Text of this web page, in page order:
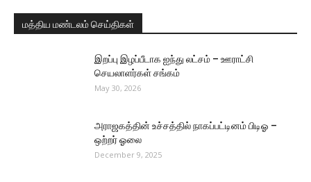
மத்திய மண்டலம் செய்திகள்
இறப்பு இழப்பீடாக ஐந்து லட்சம் – ஊராட்சி
செயலாளர்கள் சங்கம்
May 30, 2026
அராஜகத்தின் உச்சத்தில் நாகப்பட்டினம் பிடிஓ –
ஒற்றர் ஓலை
December 9, 2025